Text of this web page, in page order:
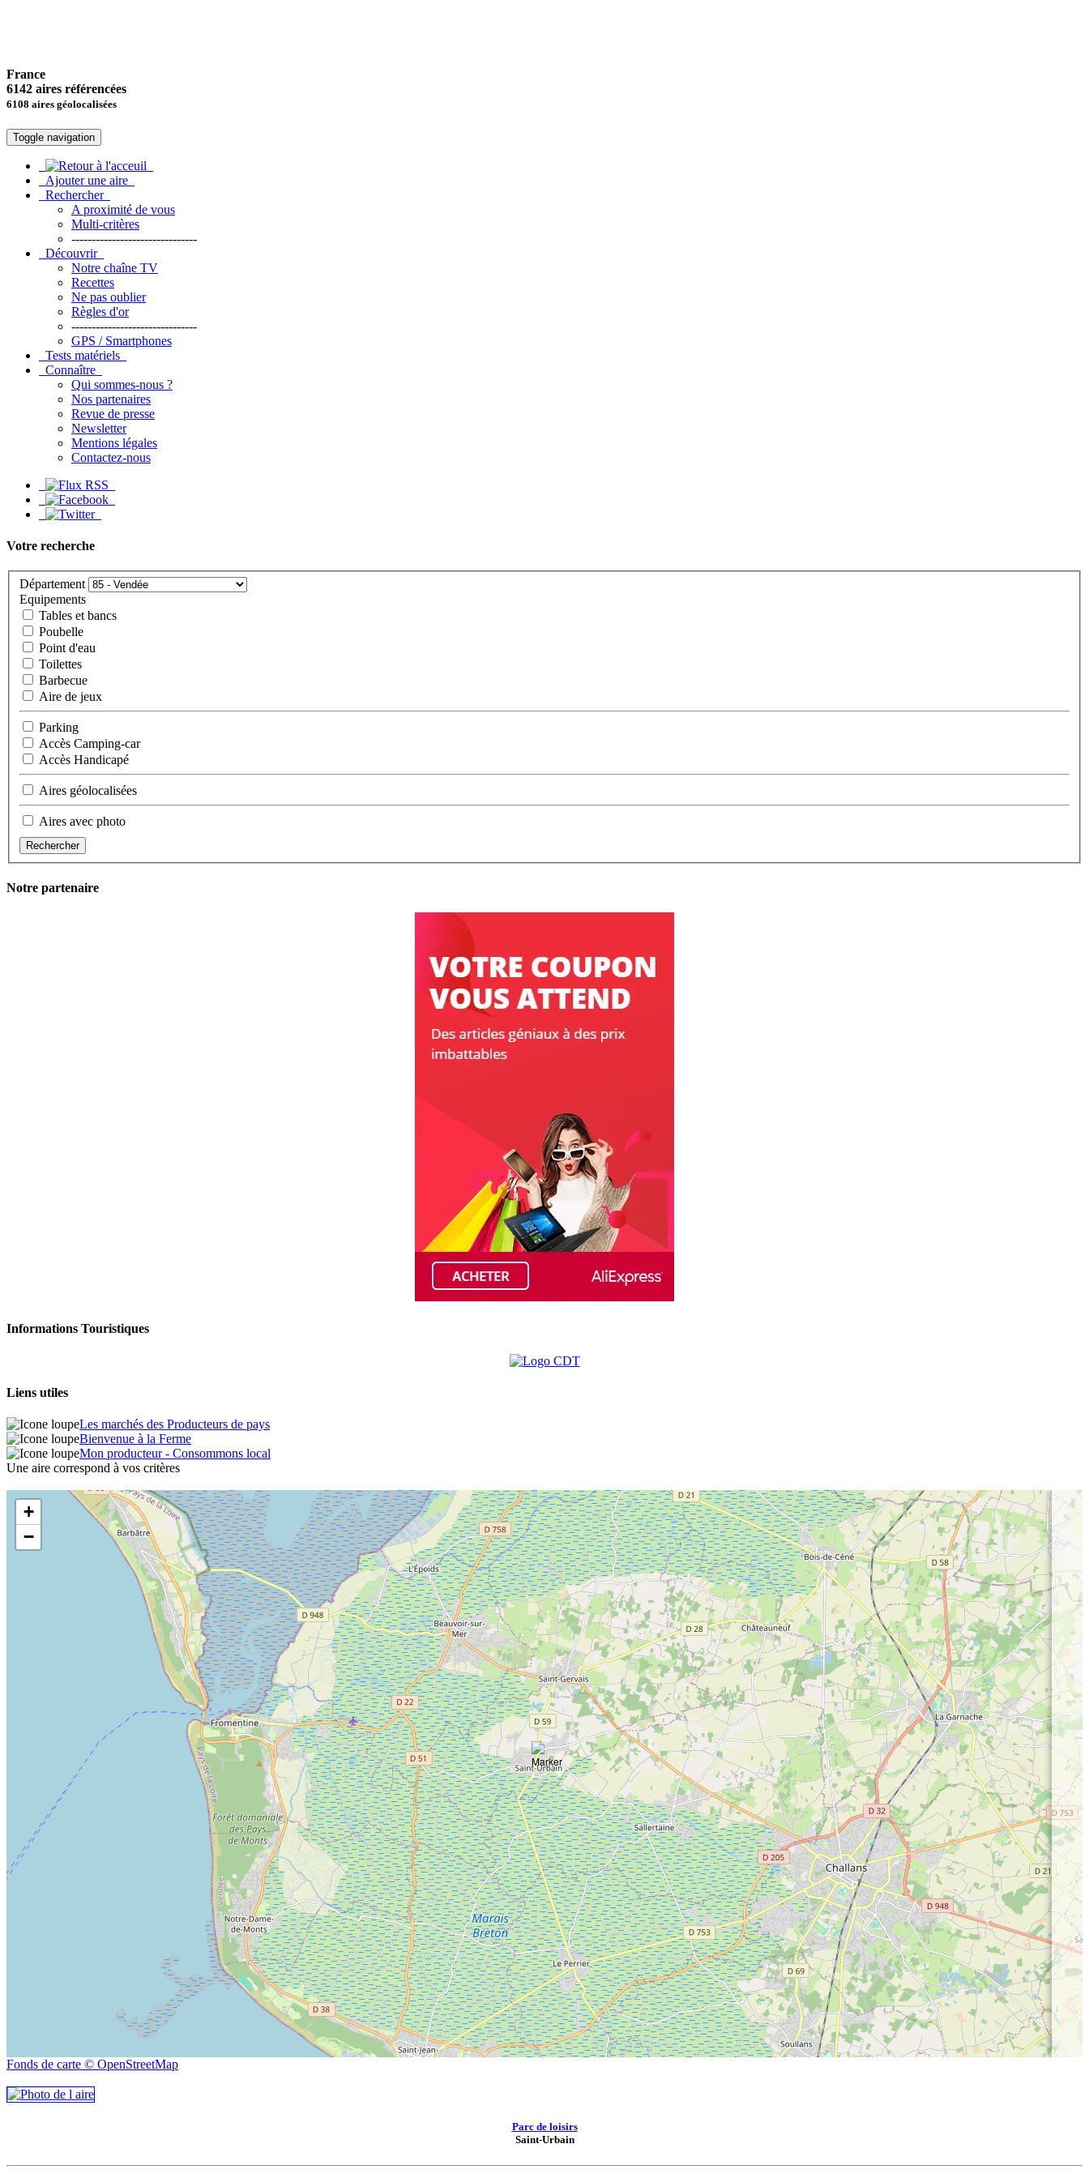
France
6142 aires référencées
6108 aires géolocalisées
Toggle navigation
Ajouter une aire
Rechercher
A proximité de vous
Multi-critères
-------------------------------
Découvrir
Notre chaîne TV
Recettes
Ne pas oublier
Règles d'or
-------------------------------
GPS / Smartphones
Tests matériels
Connaître
Qui sommes-nous ?
Nos partenaires
Revue de presse
Newsletter
Mentions légales
Contactez-nous
Votre recherche
Département
Equipements
Tables et bancs
Poubelle
Point d'eau
Toilettes
Barbecue
Aire de jeux
Parking
Accès Camping-car
Accès Handicapé
Aires géolocalisées
Aires avec photo
Rechercher
Notre partenaire
Informations Touristiques
Liens utiles
Les marchés des Producteurs de pays
Bienvenue à la Ferme
Mon producteur - Consommons local
Une aire correspond à vos critères
+
−
Fonds de carte © OpenStreetMap
Parc de loisirs
Saint-Urbain